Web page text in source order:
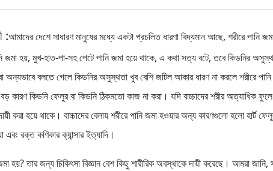
:আমাদের দেশে সাধারণ মানুষের মধ্যে একটা প্রচলিত ধারণা বিদ্যমান আছে, শরীরে পানি
জমা হয়, মুখ-হাত-পা-সহ পেটে পানি জমা হয়ে থাকে, এ কথা সত্য বটে, তবে কিডনির
অন্যভাবে বলতে গেলে কিডনির অসুস্থতা খুব বেশি জটিল আকার ধারণ না করলে শরীরে
কারণ কিডনি ফেলুর বা কিডনি ঠিকমতো কাজ না করা। যদি বাচ্চাদের শরীর অত্যাধিক
করা হয়ে থাকে। বাচ্চাদের বেলায় শরীরে পানি জমা হওয়ার অন্য কারণগুলো হলো হার্ট
এবং রক্ত কণিকার ক্যান্সার ইত্যাদি।
হয়? তার জন্য চিকিৎসা বিজ্ঞান বেশ কিছু শারীরিক অবস্থাকে দায়ী করেছে। আমরা